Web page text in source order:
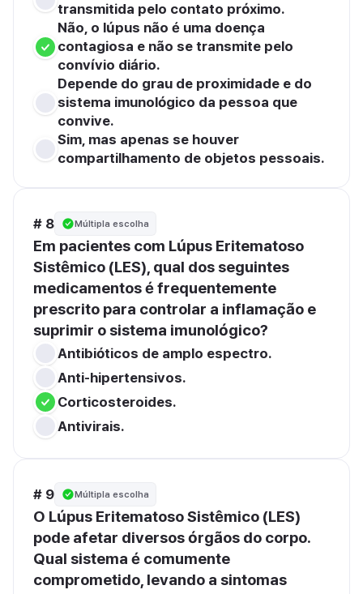
transmitida pelo contato próximo.
Não, o lúpus não é uma doença
contagiosa e não se transmite pelo
convívio diário.
Depende do grau de proximidade e do
sistema imunológico da pessoa que
convive.
Sim, mas apenas se houver
compartilhamento de objetos pessoais.
# 8 Múltipla escolha
Em pacientes com Lúpus Eritematoso
Sistêmico (LES), qual dos seguintes
medicamentos é frequentemente
prescrito para controlar a inflamação e
suprimir o sistema imunológico?
Antibióticos de amplo espectro.
Anti-hipertensivos.
Corticosteroides.
Antivirais.
# 9 Múltipla escolha
O Lúpus Eritematoso Sistêmico (LES)
pode afetar diversos órgãos do corpo.
Qual sistema é comumente
comprometido, levando a sintomas